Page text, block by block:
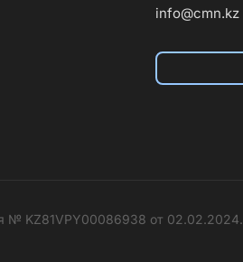
info@cmn.kz
№ KZ81VPY00086938 от 02.02.2024.